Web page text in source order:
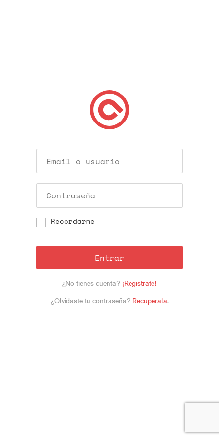
Recordarme
Entrar
¿No tienes cuenta? ¡Registrate!
¿Olvidaste tu contraseña? Recuperala.